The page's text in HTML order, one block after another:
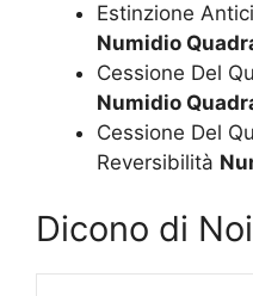
Estinzione
Numidio
Cessione Del
Numidio
Cessione Del
Reversibilità
Dicono di Noi